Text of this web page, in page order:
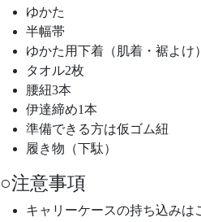
ゆかた
半幅帯
ゆかた用下着（肌着・裾よけ）
タオル2枚
腰紐3本
伊達締め1本
準備できる方は仮ゴム紐
履き物（下駄）
○注意事項
キャリーケースの持ち込みは